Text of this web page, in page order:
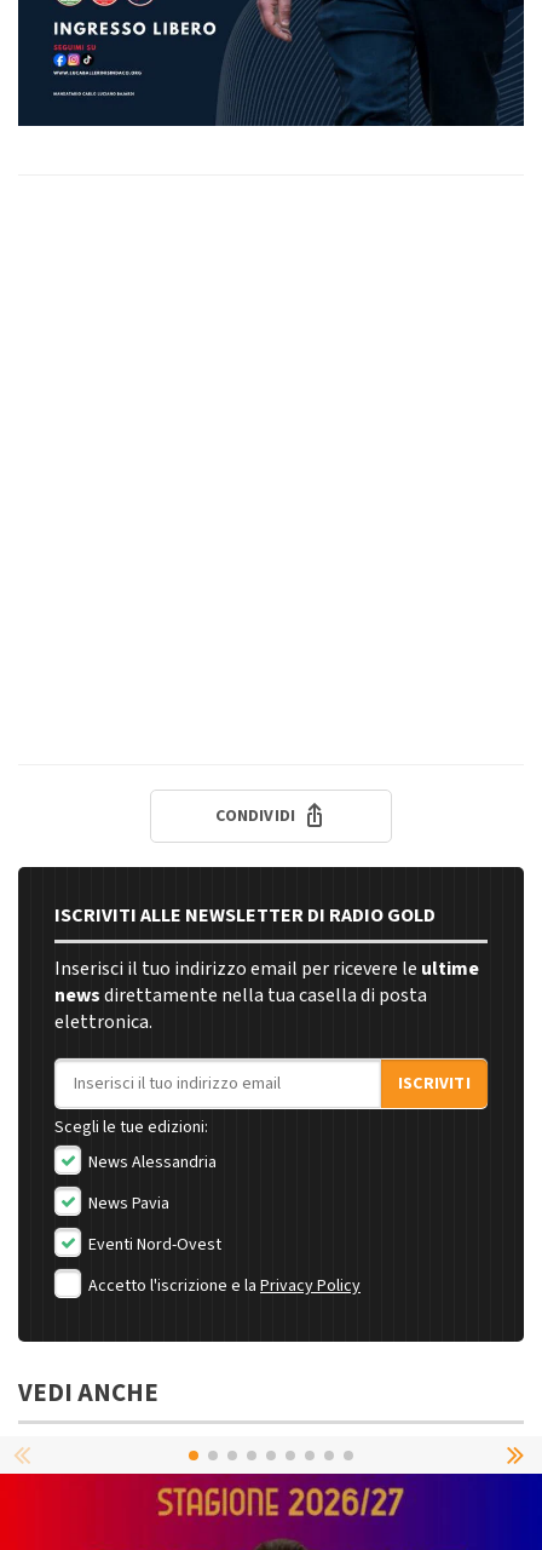
CONDIVIDI
ISCRIVITI ALLE NEWSLETTER DI RADIO GOLD
Inserisci il tuo indirizzo email per ricevere le ultime
newsdirettamente nella tua casella di posta
elettronica.
Indirizzo email
ISCRIVITI
Scegli le tue edizioni:
News Alessandria
News Pavia
Eventi Nord-Ovest
Accetto l'iscrizione e la Privacy Policy
VEDI ANCHE